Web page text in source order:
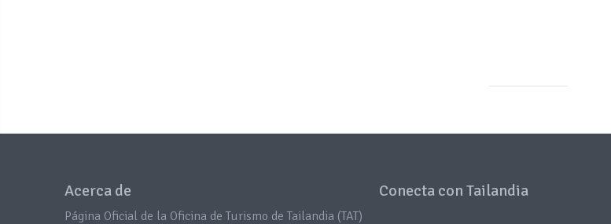
Acerca de
Página Oficial de la Oficina de Turismo de Tailandia (TAT)
Conecta con Tailandia